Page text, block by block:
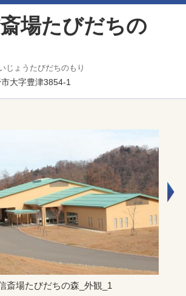
場たびだちの
じょうたびだちのもり
大字豊津3854-1
斎場たびだちの森_外観_1